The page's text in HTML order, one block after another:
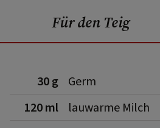
Für den Teig
30 g
Germ
120 ml
lauwarme Milch